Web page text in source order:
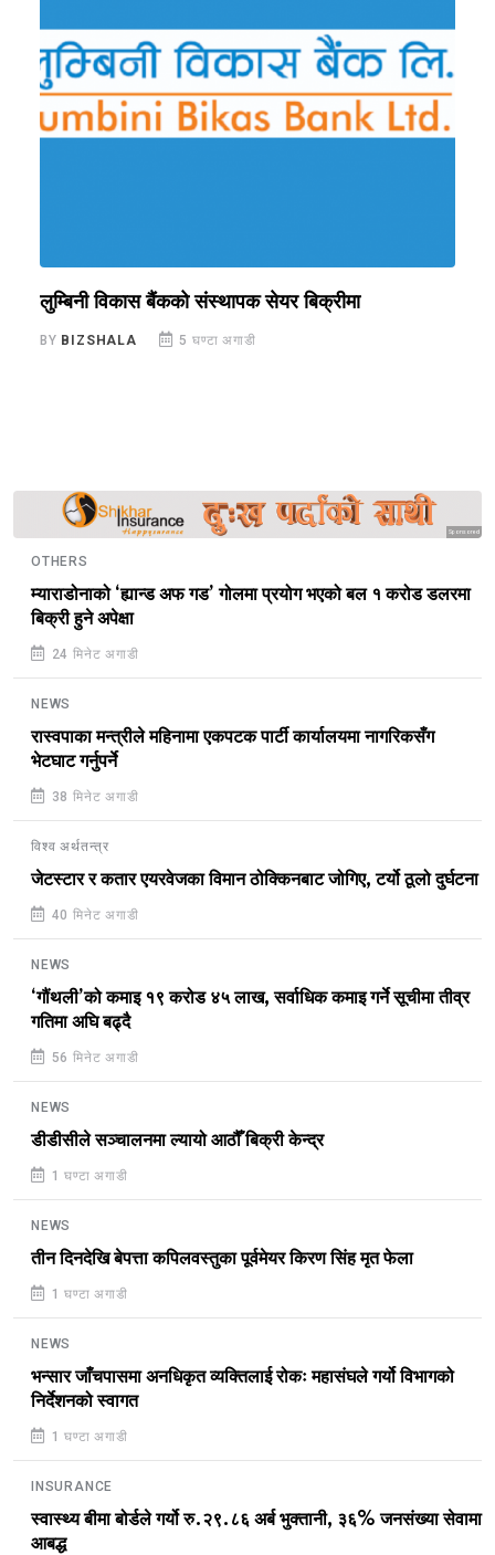
लुम्बिनी विकास बैंकको संस्थापक सेयर बिक्रीमा
BY BIZSHALA 5 घण्टा अगाडी
Sponsored
OTHERS
म्याराडोनाको ‘ह्यान्ड अफ गड’ गोलमा प्रयोग भएको बल १ करोड डलरमा
बिक्री हुने अपेक्षा
24 मिनेट अगाडी
NEWS
रास्वपाका मन्त्रीले महिनामा एकपटक पार्टी कार्यालयमा नागरिकसँग
भेटघाट गर्नुपर्ने
38 मिनेट अगाडी
विश्व अर्थतन्त्र
जेटस्टार र कतार एयरवेजका विमान ठोक्किनबाट जोगिए, टर्यो ठूलो दुर्घटना
40 मिनेट अगाडी
NEWS
‘गौंथली’को कमाइ १९ करोड ४५ लाख, सर्वाधिक कमाइ गर्ने सूचीमा तीव्र
गतिमा अघि बढ्दै
56 मिनेट अगाडी
NEWS
डीडीसीले सञ्चालनमा ल्यायो आठौँ बिक्री केन्द्र
1 घण्टा अगाडी
NEWS
तीन दिनदेखि बेपत्ता कपिलवस्तुका पूर्वमेयर किरण सिंह मृत फेला
1 घण्टा अगाडी
NEWS
भन्सार जाँचपासमा अनधिकृत व्यक्तिलाई रोकः महासंघले गर्यो विभागको
निर्देशनको स्वागत
1 घण्टा अगाडी
INSURANCE
स्वास्थ्य बीमा बोर्डले गर्यो रु.२९.८६ अर्ब भुक्तानी, ३६% जनसंख्या सेवामा
आबद्ध